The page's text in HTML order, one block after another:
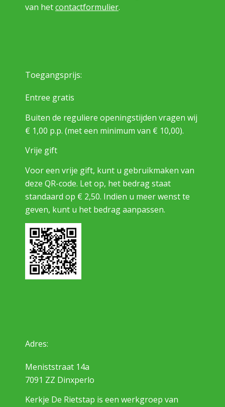
van hetcontactformulier.
Toegangsprijs:
Entree gratis
Buiten de reguliere openingstijden vragen wij
€ 1,00 p.p. (met een minimum van € 10,00).
Vrije gift
Voor een vrije gift, kunt u gebruikmaken van
deze QR-code. Let op, het bedrag staat
standaard op € 2,50. Indien u meer wenst te
geven, kunt u het bedrag aanpassen.
Adres:
Meniststraat 14a
7091 ZZ Dinxperlo
Kerkje De Rietstap is een werkgroep van